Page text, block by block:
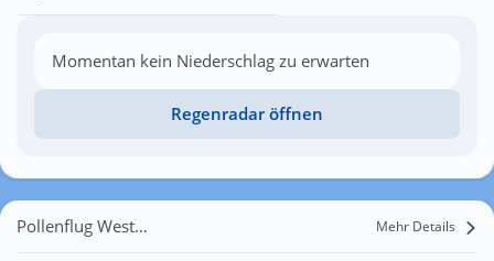
Momentan kein Niederschlag zu erwarten
Regenradar öffnen
Pollenflug Westkirchen Mehr Details